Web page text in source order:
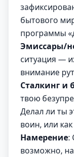
бытового
программы
Эмиссары/
ситуация —
внимание
Сталкинг и
твою
Делал ли ты
воин, или
Намерение:
возможно,